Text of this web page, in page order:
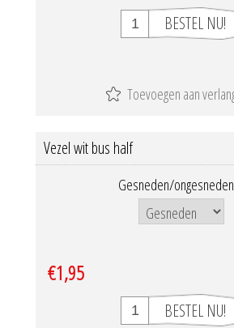
Vezel wit bus half
Gesneden/ongesneden
€1,95